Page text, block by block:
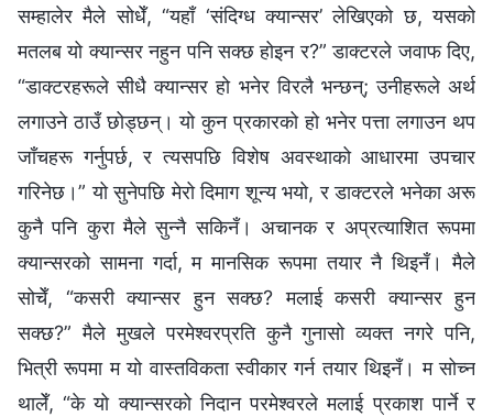
सम्हालेर मैले सोधेँ, “यहाँ ‘संदिग्ध क्यान्सर’ लेखिएको छ, यसको
मतलब यो क्यान्सर नहुन पनि सक्छ होइन र?” डाक्टरले जवाफ दिए,
“डाक्टरहरूले सीधै क्यान्सर हो भनेर विरलै भन्छन्; उनीहरूले अर्थ
लगाउने ठाउँ छोड्छन्। यो कुन प्रकारको हो भनेर पत्ता लगाउन थप
जाँचहरू गर्नुपर्छ, र त्यसपछि विशेष अवस्थाको आधारमा उपचार
गरिनेछ।” यो सुनेपछि मेरो दिमाग शून्य भयो, र डाक्टरले भनेका अरू
कुनै पनि कुरा मैले सुन्नै सकिनँ। अचानक र अप्रत्याशित रूपमा
क्यान्सरको सामना गर्दा, म मानसिक रूपमा तयार नै थिइनँ। मैले
सोचेँ, “कसरी क्यान्सर हुन सक्छ? मलाई कसरी क्यान्सर हुन
सक्छ?” मैले मुखले परमेश्‍वरप्रति कुनै गुनासो व्यक्त नगरे पनि,
भित्री रूपमा म यो वास्तविकता स्वीकार गर्न तयार थिइनँ। म सोच्न
थालेँ, “के यो क्यान्सरको निदान परमेश्‍वरले मलाई प्रकाश पार्ने र